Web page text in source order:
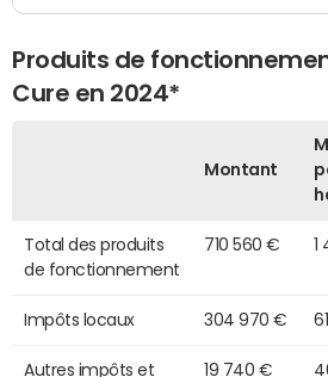
Produits de
Cure en 2024*
Montant
Total des produits
de fonctionnement
710 560 €
Impôts locaux 304 970 €
Autres impôts et
19 740 €